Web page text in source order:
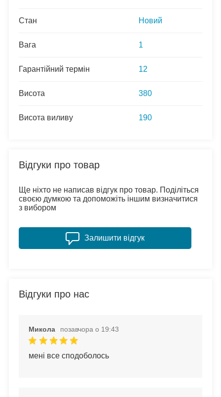
Стан Новий
Вага 1
Гарантійний термін 12
Висота 380
Висота виливу 190
Відгуки про товар
Ще ніхто не написав відгук про товар. Поділіться
своєю думкою та допоможіть іншим визначитися
з вибором
Залишити відгук
Відгуки про нас
Микола позавчора о 19:43
мені все сподоболось